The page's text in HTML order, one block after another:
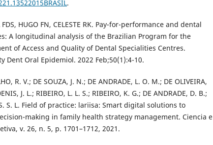
.
FDS, HUGO FN, CELESTE RK. Pay-for-performance and dental
A longitudinal analysis of the Brazilian Program for the
of Access and Quality of Dental Specialities Centres.
Dent Oral Epidemiol. 2022 Feb;50(1):4-10.
R. V.; DE SOUZA, J. N.; DE ANDRADE, L. O. M.; DE OLIVEIRA,
J. L.; RIBEIRO, L. L. S.; RIBEIRO, K. G.; DE ANDRADE, D. B.;
S. S. L. Field of practice: lariisa: Smart digital solutions to
making in family health strategy management. Ciencia e
v. 26, n. 5, p. 1701–1712, 2021.